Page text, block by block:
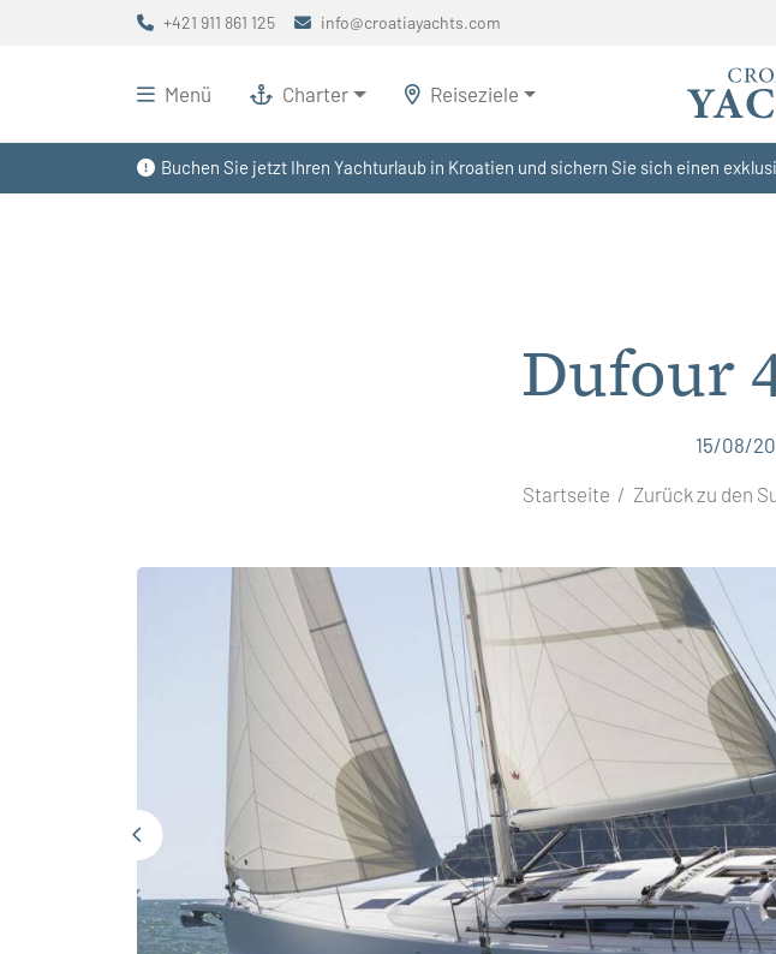
Buchen Sie jetzt Ihren Yachturlaub in Kroatien und sichern Sie sich einen
+421 911 861 125 info@croatiayachts.com
Menü Charter Reiseziele
Dufour
15/08/
Startseite Zurück zu den